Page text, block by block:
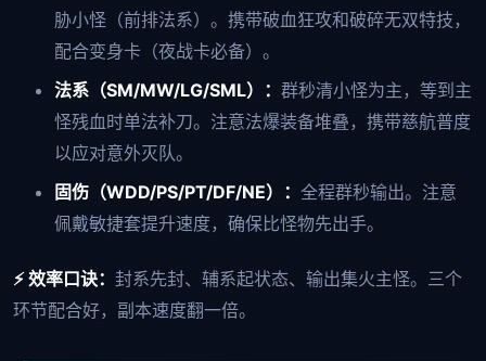
胁小怪（前排法系）。携带破血狂攻和破碎无双特技，
配合变身卡（夜战卡必备）。
法系（SM/MW/LG/SML）： 群秒清小怪为主，等到主
怪残血时单法补刀。注意法爆装备堆叠，携带慈航普度
以应对意外灭队。
固伤（WDD/PS/PT/DF/NE）： 全程群秒输出。注意
佩戴敏捷套提升速度，确保比怪物先出手。
⚡ 效率口诀： 封系先封、辅系起状态、输出集火主怪。三个
环节配合好，副本速度翻一倍。